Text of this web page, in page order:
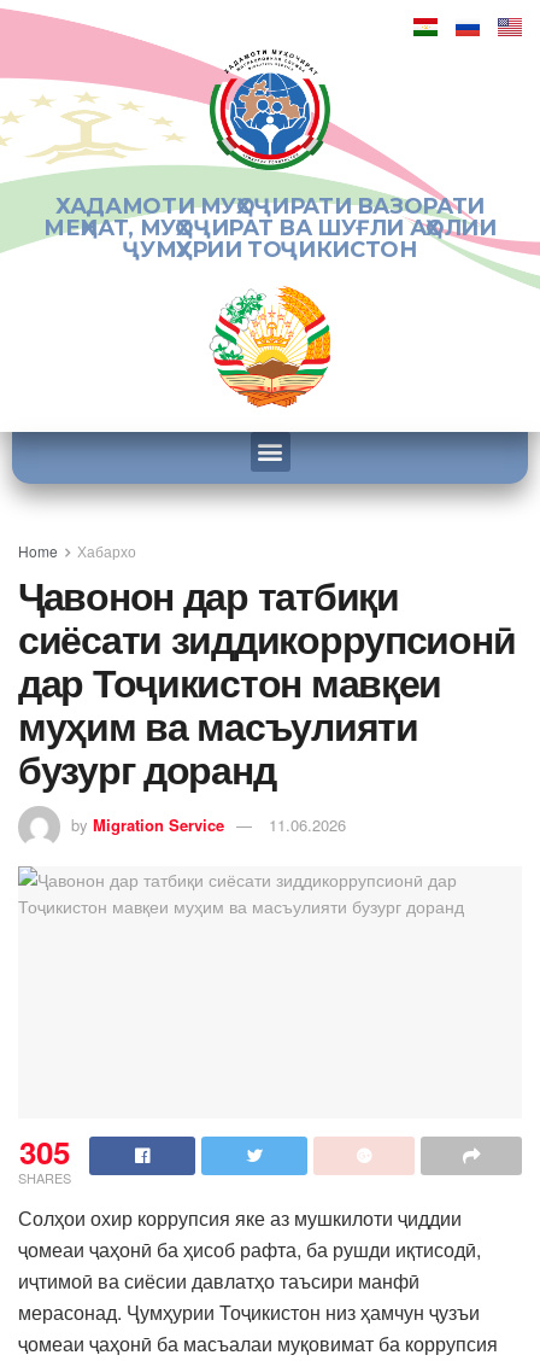
ХАДАМОТИ МУҲОҶИРАТИ ВАЗОРАТИ
МЕҲНАТ, МУҲОҶИРАТ ВА ШУҒЛИ АҲОЛИИ
ҶУМҲУРИИ ТОҶИКИСТОН
Home Хабархо
Ҷавонон дар татбиқи
сиёсати зиддикоррупсионӣ
дар Тоҷикистон мавқеи
муҳим ва масъулияти
бузург доранд
by Migration Service 11.06.2026
305
SHARES
Солҳои охир коррупсия яке аз мушкилоти ҷиддии
ҷомеаи ҷаҳонӣ ба ҳисоб рафта, ба рушди иқтисодӣ,
иҷтимоӣ ва сиёсии давлатҳо таъсири манфӣ
мерасонад. Ҷумҳурии Тоҷикистон низ ҳамчун ҷузъи
ҷомеаи ҷаҳонӣ ба масъалаи муқовимат ба коррупсия